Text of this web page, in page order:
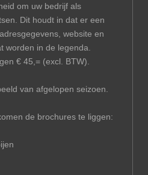
om uw bedrijf als
Dit houdt in dat er een
website en
worden in de legenda.
€ 45,= (excl. BTW).
van afgelopen seizoen.
de brochures te liggen: